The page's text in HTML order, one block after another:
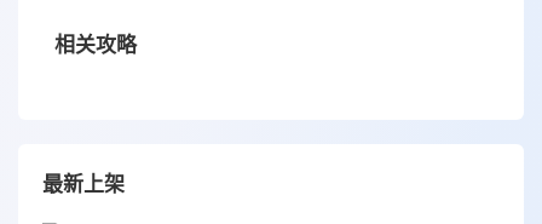
相关攻略
最新上架